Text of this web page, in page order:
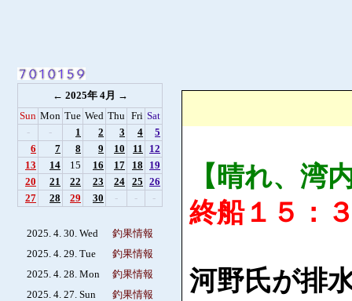
← 2025年 4月 →
Sun Mon Tue Wed Thu Fri Sat
-
- 1 2 3 4
5
6
7 8 9 10 11
12
13
14 15 16 17 18
19
20
21 22 23 24 25 26
27
28 29 30 - - -
2025. 4. 30. Wed
釣果情報
2025. 4. 29. Tue
釣果情報
2025. 4. 28. Mon
釣果情報
2025. 4. 27. Sun
釣果情報
【晴れ、湾
終船１５：
河野氏が排